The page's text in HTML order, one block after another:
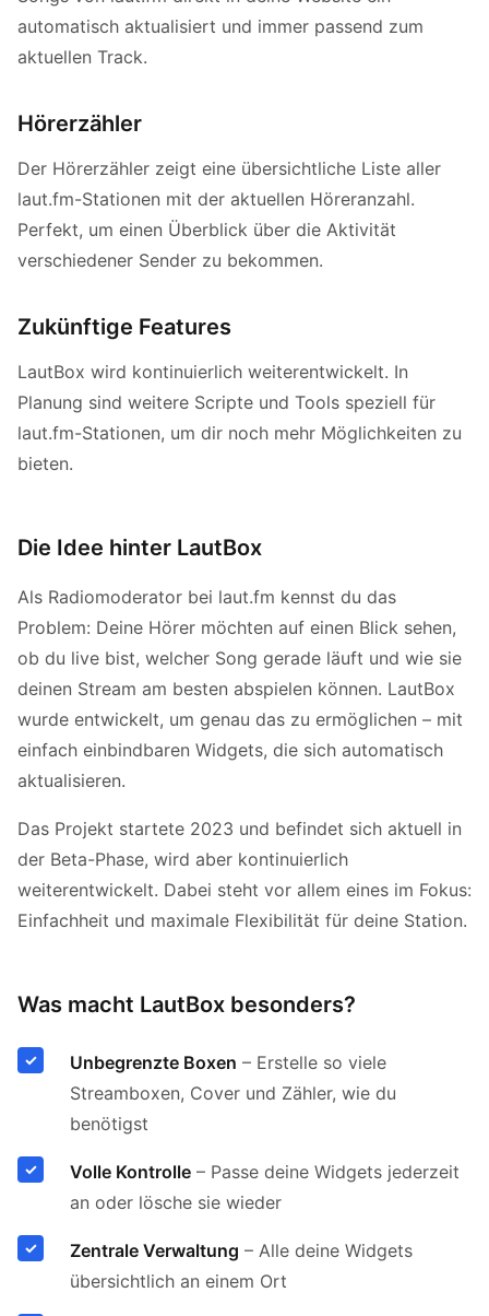
automatisch aktualisiert und immer passend zum
aktuellen Track.
Hörerzähler
Der Hörerzähler zeigt eine übersichtliche Liste aller
laut.fm-Stationen mit der aktuellen Höreranzahl.
Perfekt, um einen Überblick über die Aktivität
verschiedener Sender zu bekommen.
Zukünftige Features
LautBox wird kontinuierlich weiterentwickelt. In
Planung sind weitere Scripte und Tools speziell für
laut.fm-Stationen, um dir noch mehr Möglichkeiten zu
bieten.
Die Idee hinter LautBox
Als Radiomoderator bei laut.fm kennst du das
Problem: Deine Hörer möchten auf einen Blick sehen,
ob du live bist, welcher Song gerade läuft und wie sie
deinen Stream am besten abspielen können. LautBox
wurde entwickelt, um genau das zu ermöglichen – mit
einfach einbindbaren Widgets, die sich automatisch
aktualisieren.
Das Projekt startete 2023 und befindet sich aktuell in
der Beta-Phase, wird aber kontinuierlich
weiterentwickelt. Dabei steht vor allem eines im Fokus:
Einfachheit und maximale Flexibilität für deine Station.
Was macht LautBox besonders?
Unbegrenzte Boxen – Erstelle so viele
Streamboxen, Cover und Zähler, wie du
benötigst
Volle Kontrolle – Passe deine Widgets jederzeit
an oder lösche sie wieder
Zentrale Verwaltung – Alle deine Widgets
übersichtlich an einem Ort